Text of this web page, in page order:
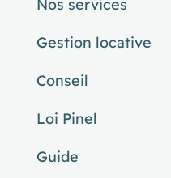
Nos services
Gestion locative
Conseil
Loi Pinel
Guide